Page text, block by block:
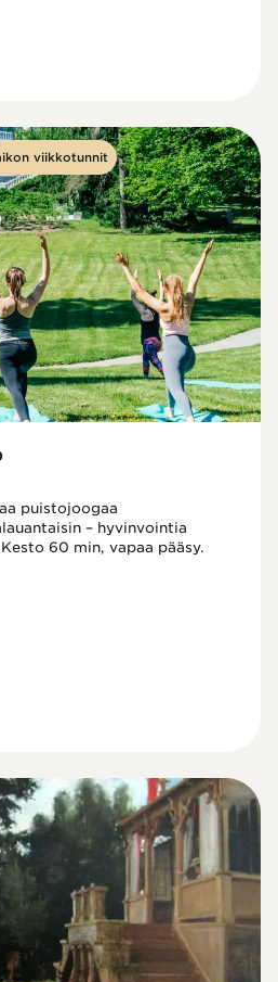
viikkotunnit
puistojoogaa
– hyvinvointia
60 min, vapaa pääsy.